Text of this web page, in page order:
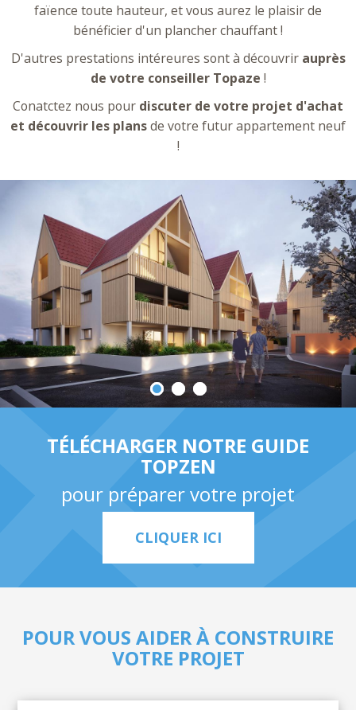
faïence toute hauteur, et vous aurez le plaisir de
bénéficier d'un plancher chauffant !
D'autres prestations intéreures sont à découvrir auprès
de votre conseiller Topaze !
Conatctez nous pour discuter de votre projet d'achat
et découvrir les plansde votre futur appartement neuf
!
TÉLÉCHARGER NOTRE GUIDE
TOPZEN
pour préparer votre projet
CLIQUER ICI
POUR VOUS AIDER À CONSTRUIRE
VOTRE PROJET